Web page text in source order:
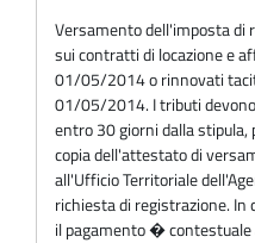
Versamento dell'imposta di
sui contratti di locazione e
01/05/2014 o rinnovati
01/05/2014. I tributi
entro 30 giorni dalla stipula,
copia dell'attestato di
all'Ufficio Territoriale
richiesta di registrazione.
il pagamento �